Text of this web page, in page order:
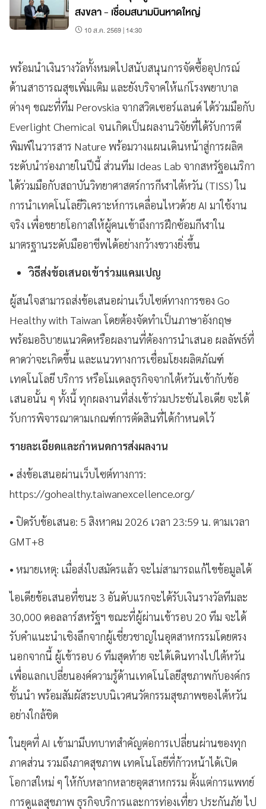
สงขลา - เชื่อมสนามบินหาดใหญ่
10 ส.ค. 2569 | 14:30
พร้อมนำเงินรางวัลทั้งหมดไปสนับสนุนการจัดซื้ออุปกรณ์
ด้านสาธารณสุขเพิ่มเติม และยังบริจาคให้แก่โรงพยาบาล
ต่างๆ ขณะที่ทีม Perovskia จากสวิตเซอร์แลนด์ ได้ร่วมมือกับ
Everlight Chemical จนเกิดเป็นผลงานวิจัยที่ได้รับการตี
พิมพ์ในวารสาร Nature พร้อมวางแผนเดินหน้าสู่การผลิต
ระดับนำร่องภายในปีนี้ ส่วนทีม Ideas Lab จากสหรัฐอเมริกา
ได้ร่วมมือกับสถาบันวิทยาศาสตร์การกีฬาไต้หวัน (TISS) ใน
การนำเทคโนโลยีวิเคราะห์การเคลื่อนไหวด้วย AI มาใช้งาน
จริง เพื่อขยายโอกาสให้ผู้คนเข้าถึงการฝึกซ้อมกีฬาใน
มาตรฐานระดับมืออาชีพได้อย่างกว้างขวางยิ่งขึ้น
วิธีส่งข้อเสนอเข้าร่วมแคมเปญ
ผู้สนใจสามารถส่งข้อเสนอผ่านเว็บไซต์ทางการของ Go
Healthy with Taiwan โดยต้องจัดทำเป็นภาษาอังกฤษ
พร้อมอธิบายแนวคิดหรือผลงานที่ต้องการนำเสนอ ผลลัพธ์ที่
คาดว่าจะเกิดขึ้น และแนวทางการเชื่อมโยงผลิตภัณฑ์
เทคโนโลยี บริการ หรือโมเดลธุรกิจจากไต้หวันเข้ากับข้อ
เสนอนั้น ๆ ทั้งนี้ ทุกผลงานที่ส่งเข้าร่วมประชันไอเดีย จะได้
รับการพิจารณาตามเกณฑ์การตัดสินที่ได้กำหนดไว้
รายละเอียดและกำหนดการส่งผลงาน
• ส่งข้อเสนอผ่านเว็บไซต์ทางการ:
https://gohealthy.taiwanexcellence.org/
• ปิดรับข้อเสนอ: 5 สิงหาคม 2026 เวลา 23:59 น. ตามเวลา
GMT+8
• หมายเหตุ: เมื่อส่งใบสมัครแล้ว จะไม่สามารถแก้ไขข้อมูลได้
ไอเดียข้อเสนอที่ชนะ 3 อันดับแรกจะได้รับเงินรางวัลทีมละ
30,000 ดอลลาร์สหรัฐฯ ขณะที่ผู้ผ่านเข้ารอบ 20 ทีม จะได้
รับคำแนะนำเชิงลึกจากผู้เชี่ยวชาญในอุตสาหกรรมโดยตรง
นอกจากนี้ ผู้เข้ารอบ 6 ทีมสุดท้าย จะได้เดินทางไปไต้หวัน
เพื่อแลกเปลี่ยนองค์ความรู้ด้านเทคโนโลยีสุขภาพกับองค์กร
ชั้นนำ พร้อมสัมผัสระบบนิเวศนวัตกรรมสุขภาพของไต้หวัน
อย่างใกล้ชิด
ในยุคที่ AI เข้ามามีบทบาทสำคัญต่อการเปลี่ยนผ่านของทุก
ภาคส่วน รวมถึงภาคสุขภาพ เทคโนโลยีที่ก้าวหน้าได้เปิด
โอกาสใหม่ ๆ ให้กับหลากหลายอุตสาหกรรม ตั้งแต่การแพทย์
การดูแลสุขภาพ ธุรกิจบริการและการท่องเที่ยว ประกันภัย ไป